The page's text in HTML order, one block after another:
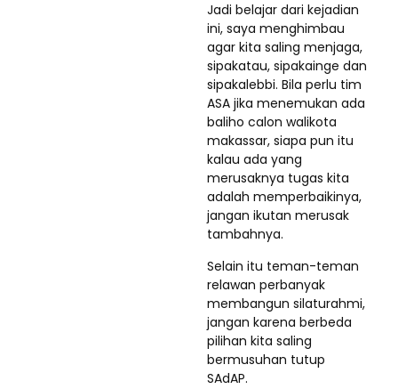
Jadi belajar dari kejadian
ini, saya menghimbau
agar kita saling menjaga,
sipakatau, sipakainge dan
sipakalebbi. Bila perlu tim
ASA jika menemukan ada
baliho calon walikota
makassar, siapa pun itu
kalau ada yang
merusaknya tugas kita
adalah memperbaikinya,
jangan ikutan merusak
tambahnya.
Selain itu teman-teman
relawan perbanyak
membangun silaturahmi,
jangan karena berbeda
pilihan kita saling
bermusuhan tutup
SAdAP.